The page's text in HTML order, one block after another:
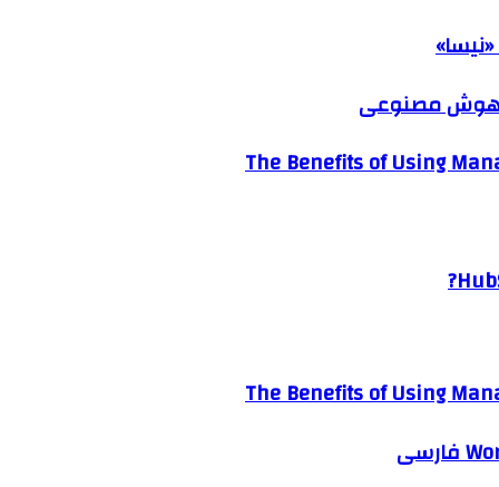
هوش مصنوعی
The Benefits of Using
The Benefits of Using